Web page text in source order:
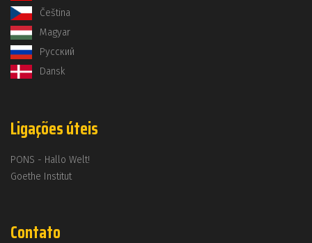
Čeština
Magyar
Русский
Dansk
Ligações úteis
PONS - Hallo Welt!
Goethe Institut
Contato